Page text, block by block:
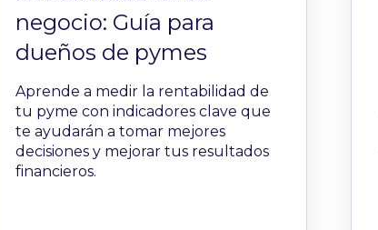
negocio: Guía para
dueños de pymes
Aprende a medir la rentabilidad de
tu pyme con indicadores clave que
te ayudarán a tomar mejores
decisiones y mejorar tus resultados
financieros.